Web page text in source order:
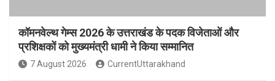
कॉमनवेल्थ गेम्स 2026 के उत्तराखंड के पदक विजेताओं और
प्रशिक्षकों को मुख्यमंत्री धामी ने किया सम्मानित
7 August 2026 CurrentUttarakhand